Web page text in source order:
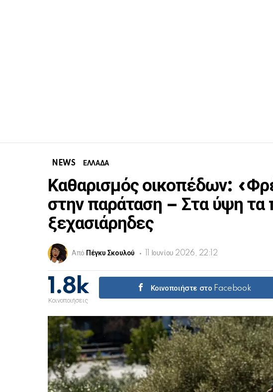
NEWS ΕΛΛΑΔΑ
Καθαρισμός οικοπέδων:
στην παράταση – Στα ύψη τα
ξεχασιάρηδες
Από Πέγκυ Σκουλού 11 Ιουνίου 2026, 22:12
1.8k
Κοινοποιήσεις
Κοινοποιήστε στο Facebook